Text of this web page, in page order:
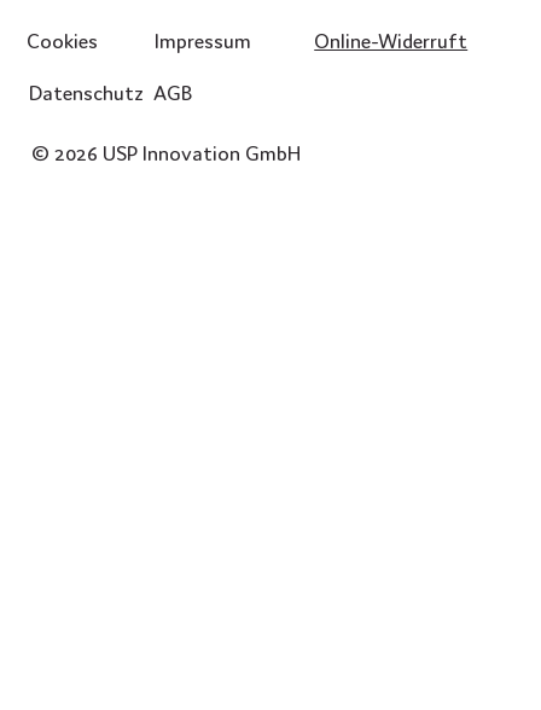
Cookies
Datenschutz
Impressum
AGB
Online-Widerruft
© 2026 USP Innovation GmbH